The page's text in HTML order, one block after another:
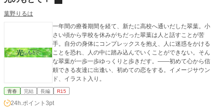
葉野りるは
一年間の療養期間を経て、新たに高校へ通いだした翠葉。小
さい頃から学校を休みがちだった翠葉は人と話すことが苦
手。自分の身体にコンプレックスを抱え、人に迷惑をかける
ことを恐れ、人の中に踏み込んでいくことができない。そん
な翠葉が一歩一歩ゆっくりと歩きだす。――初めて心から信
頼できる友達に出逢い、初めての恋をする。イメージサウン
ド、イラスト入り。
青春 完結 長編 R15
24h.ポイント 3pt